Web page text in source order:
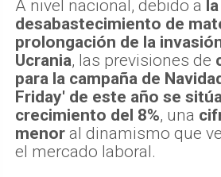
A nivel nacional, debido a
desabastecimiento de
prolongación de la
Ucrania, las previsiones de
para la campaña de
Friday' de este año se
crecimiento del 8%, una
menor al dinamismo que
el mercado laboral.